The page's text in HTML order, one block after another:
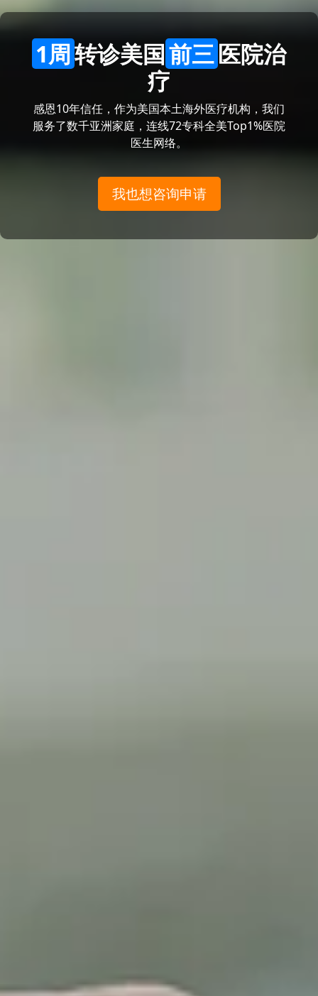
1周转诊美国前三医院治
疗
感恩10年信任，作为美国本土海外医疗机构，我们
服务了数千亚洲家庭，连线72专科全美Top1%医院
医生网络。
我也想咨询申请